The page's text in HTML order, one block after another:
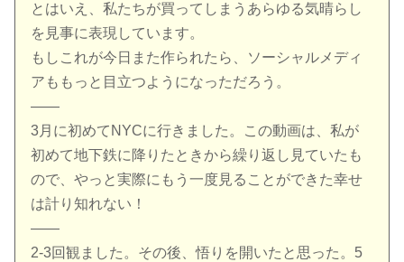
とはいえ、私たちが買ってしまうあらゆる気晴らし
を見事に表現しています。
もしこれが今日また作られたら、ソーシャルメディ
アももっと目立つようになっただろう。
——
3月に初めてNYCに行きました。この動画は、私が
初めて地下鉄に降りたときから繰り返し見ていたも
ので、やっと実際にもう一度見ることができた幸せ
は計り知れない！
——
2-3回観ました。その後、悟りを開いたと思った。5